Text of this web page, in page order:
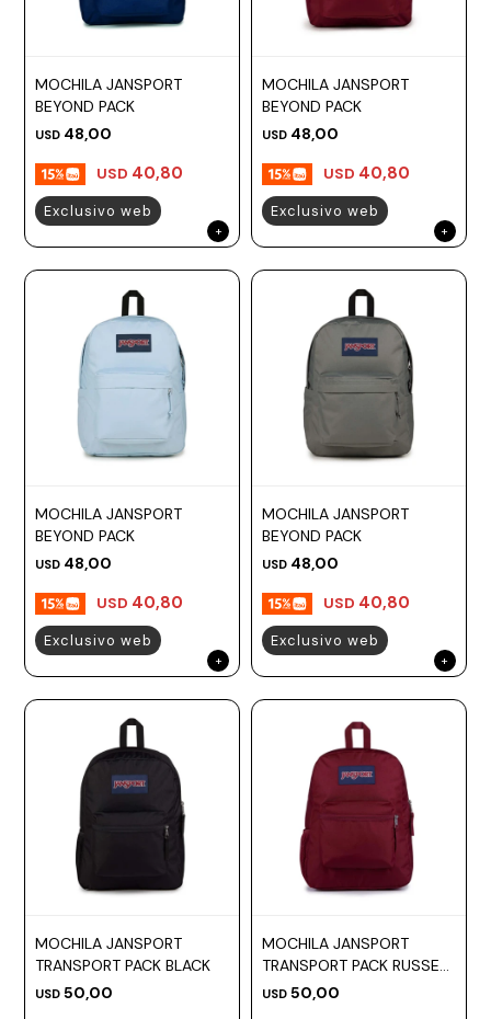
MOCHILA JANSPORT
BEYOND PACK
USD 48,00
USD 40,80
Exclusivo web
MOCHILA JANSPORT
BEYOND PACK
USD 48,00
USD 40,80
Exclusivo web
MOCHILA JANSPORT
BEYOND PACK
USD 48,00
USD 40,80
Exclusivo web
MOCHILA JANSPORT
BEYOND PACK
USD 48,00
USD 40,80
Exclusivo web
MOCHILA JANSPORT
TRANSPORT PACK BLACK
USD 50,00
MOCHILA JANSPORT
TRANSPORT PACK RUSSET
RED
USD 50,00